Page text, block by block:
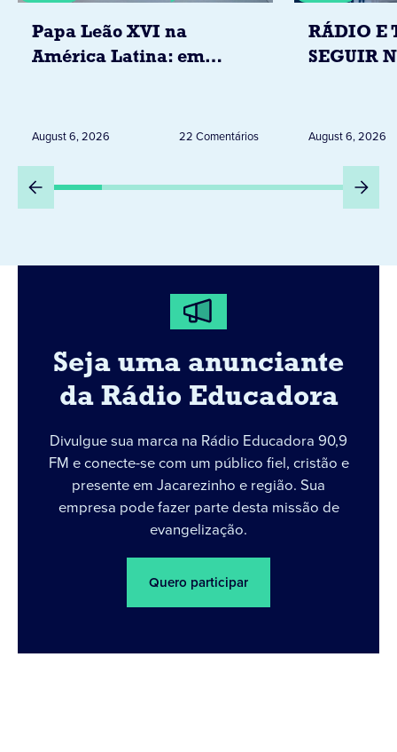
Papa Leão XVI na
América Latina: em
Peru
August 6, 2026 22 Comentários
RÁDIO E
SEGUIR
DESTA
August 6, 2026
Seja uma anunciante
da Rádio Educadora
Divulgue sua marca na Rádio Educadora 90,9
FM e conecte-se com um público fiel, cristão e
presente em Jacarezinho e região. Sua
empresa pode fazer parte desta missão de
evangelização.
Quero participar